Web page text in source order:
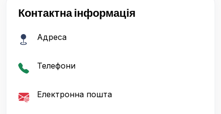
Контактна інформація
Адреса
Телефони
Електронна пошта